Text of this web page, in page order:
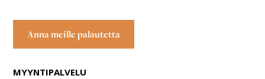
Anna meille palautetta
MYYNTIPALVELU